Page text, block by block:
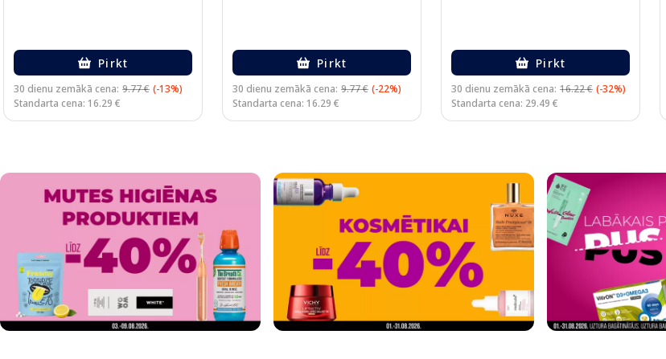
Pirkt
30 dienu zemākā cena: 9.77 € (-13%)
Standarta cena: 16.29 €
Pirkt
30 dienu zemākā cena: 9.77 € (-22%)
Standarta cena: 16.29 €
Pirkt
30 dienu zemākā cena: 16.22 € (-32%)
Standarta cena: 29.49 €